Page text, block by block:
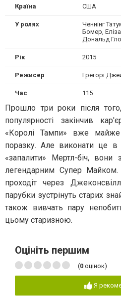
Країна США
У ролях
Ченнінг
Бомер,
Дональд
Рік 2015
Режисер Грегорі
Час 115
Прошло три роки після
популярності закінчив
«Королі Тампи» вже
поразку. Але виконати це в
«запалити» Мертл-біч, вони
легендарним Супер
проходіт через
парубки зустрінуть старих
також вивчать пару
цьому старизною.
Оцініть першим
(0 оцінок)
Я